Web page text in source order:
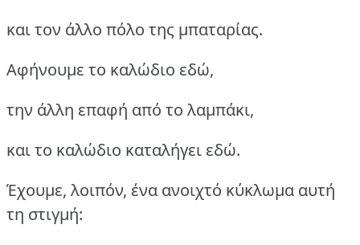
και τον άλλο πόλο της μπαταρίας.
Αφήνουμε το καλώδιο εδώ,
την άλλη επαφή από το λαμπάκι,
και το καλώδιο καταλήγει εδώ.
Έχουμε, λοιπόν, ένα ανοιχτό κύκλωμα αυτή
τη στιγμή: